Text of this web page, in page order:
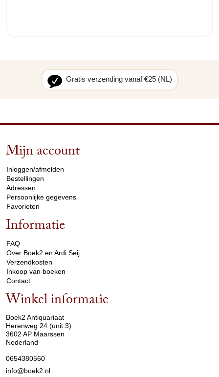
Gratis verzending vanaf €25 (NL)
Mijn account
Inloggen/afmelden
Bestellingen
Adressen
Persoonlijke gegevens
Favorieten
Informatie
FAQ
Over Boek2 en Ardi Seij
Verzendkosten
Inkoop van boeken
Contact
Winkel informatie
Boek2 Antiquariaat
Herenweg 24 (unit 3)
3602 AP Maarssen
Nederland
0654380560
info@boek2.nl